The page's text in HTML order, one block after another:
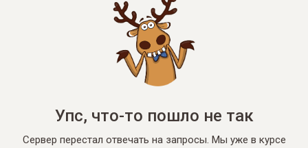
Упс, что-то пошло не так
Сервер перестал отвечать на запросы. Мы уже в курсе